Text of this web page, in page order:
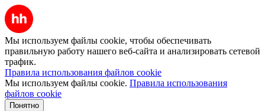
Мы используем файлы cookie, чтобы обеспечивать
правильную работу нашего веб-сайта и анализировать сетевой
трафик.
Правила использования файлов cookie
Мы используем файлы cookie. Правила использования
файлов cookie
Понятно